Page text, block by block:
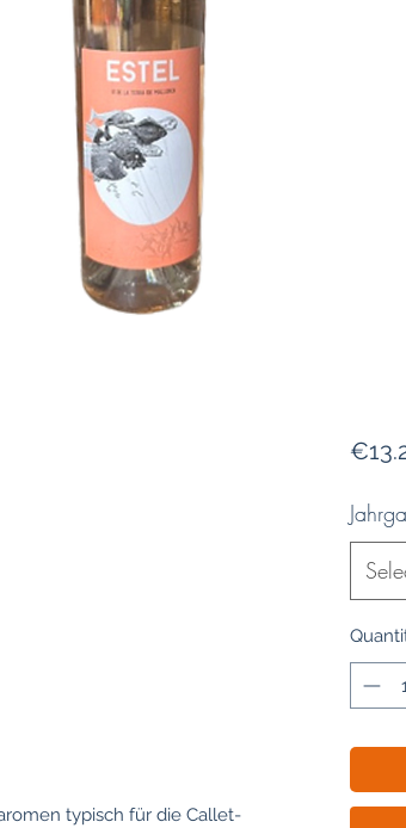
typisch für die Callet-